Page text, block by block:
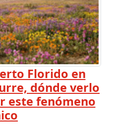
Florido en
dónde verlo
este fenómeno